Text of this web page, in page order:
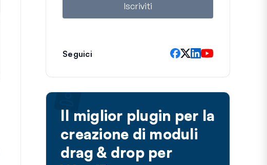
Iscriviti
Seguici
Il miglior plugin per la
creazione di moduli
drag & drop per